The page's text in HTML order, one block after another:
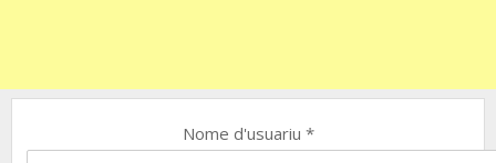
Nome d'usuariu *